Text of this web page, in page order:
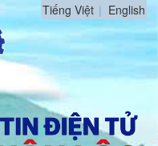
Tiếng Việt English